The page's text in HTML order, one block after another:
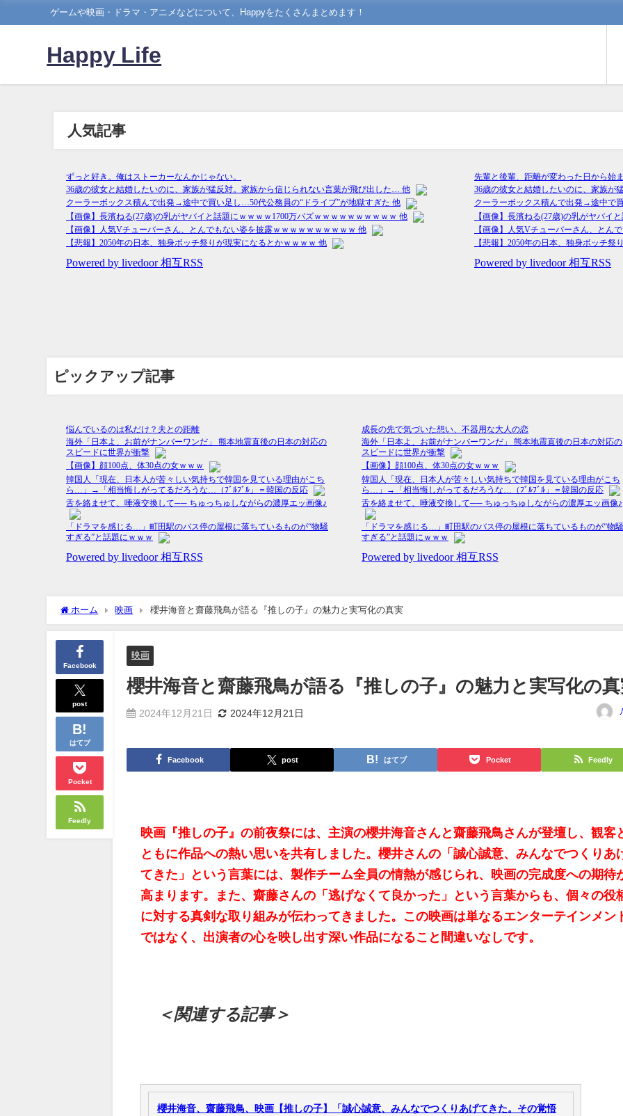
ゲームや映画・ドラマ・アニメなどについて、Happyをたくさんまとめます！
Happy Life
人気記事
ピックアップ記事
ホーム 映画 櫻井海音と齋藤飛鳥が語る『推しの子』の魅力と実写化の真実
Facebook
post
はてブ
Pocket
Feedly
映画
櫻井海音と齋藤飛鳥が語る『推しの子』の魅力と実写化の
2024年12月21日 2024年12月21日
Facebook post はてブ Pocket Feedly
映画『推しの子』の前夜祭には、主演の櫻井海音さんと齋藤飛鳥さんが登壇し、観客
ともに作品への熱い思いを共有しました。櫻井さんの「誠心誠意、みんなでつくりあ
てきた」という言葉には、製作チーム全員の情熱が感じられ、映画の完成度への期待
高まります。また、齋藤さんの「逃げなくて良かった」という言葉からも、個々の役
に対する真剣な取り組みが伝わってきました。この映画は単なるエンターテインメン
ではなく、出演者の心を映し出す深い作品になること間違いなしです。
＜関連する記事＞
櫻井海音、齋藤飛鳥、映画【推しの子】「誠心誠意、みんなでつくりあげてきた。その覚悟